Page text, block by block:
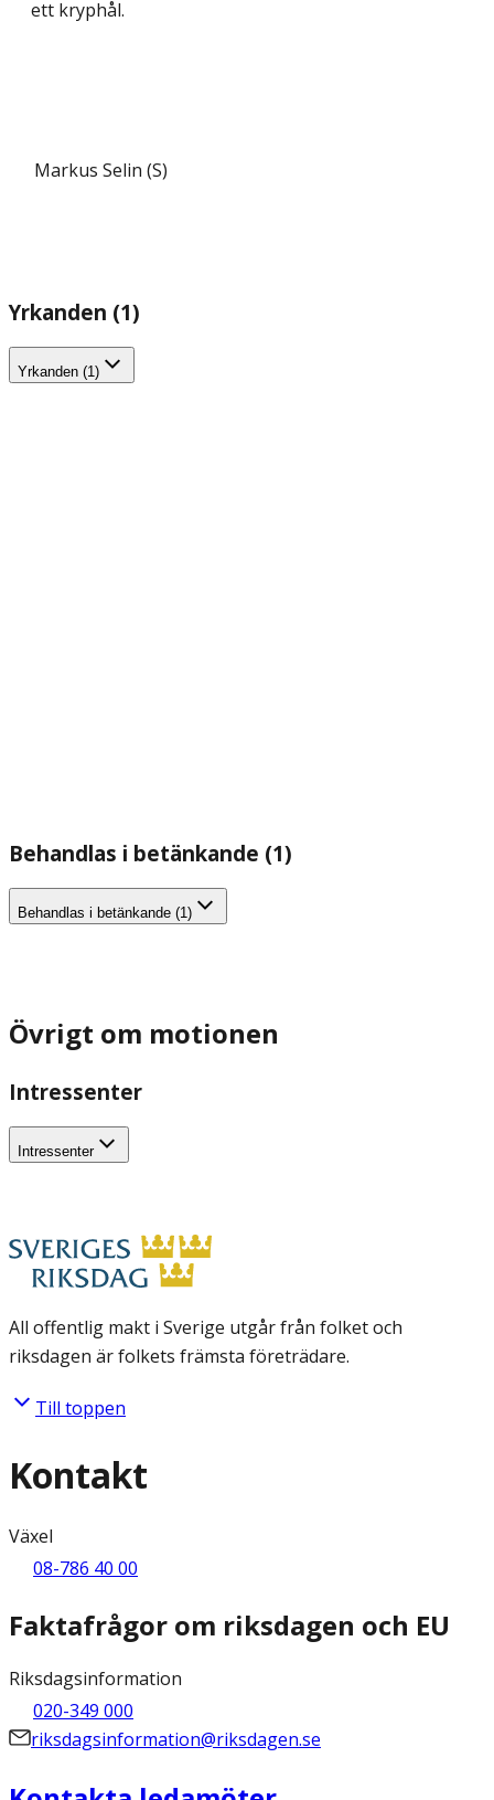
ett kryphål.
Markus Selin (S)
Yrkanden (1)
Yrkanden (1)
Behandlas i betänkande (1)
Behandlas i betänkande (1)
Övrigt om motionen
Intressenter
Intressenter
All offentlig makt i Sverige utgår från folket och
riksdagen är folkets främsta företrädare.
Till toppen
Kontakt
Växel
08-786 40 00
Faktafrågor om riksdagen och EU
Riksdagsinformation
020-349 000
riksdagsinformation@riksdagen.se